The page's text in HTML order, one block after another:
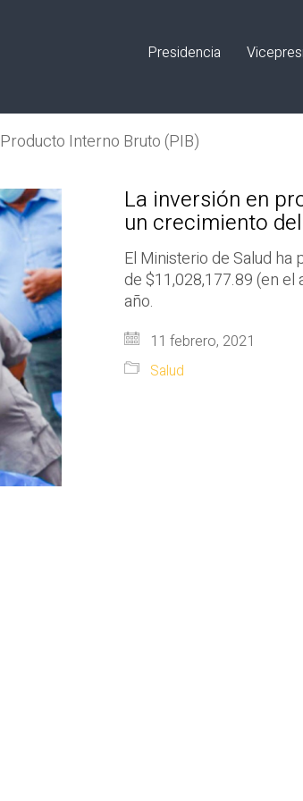
Presidencia
Producto Interno Bruto (PIB)
La inversión en
un crecimiento
El Ministerio de Salud
de $11,028,177.89 (en
año.
11 febrero, 2021
Salud